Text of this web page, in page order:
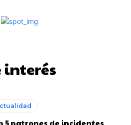
interés
5 patrones de incidentes